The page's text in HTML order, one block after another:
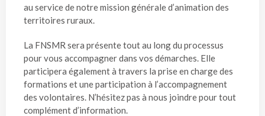
au service de notre mission générale d’animation des
territoires ruraux.
La FNSMR sera présente tout au long du processus
pour vous accompagner dans vos démarches. Elle
participera également à travers la prise en charge des
formations et une participation à l’accompagnement
des volontaires. N’hésitez pas à nous joindre pour tout
complément d’information.